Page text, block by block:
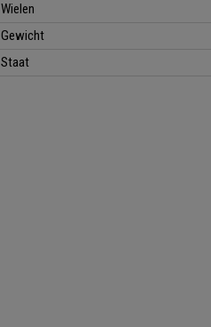
Wielen
Gewicht
Staat